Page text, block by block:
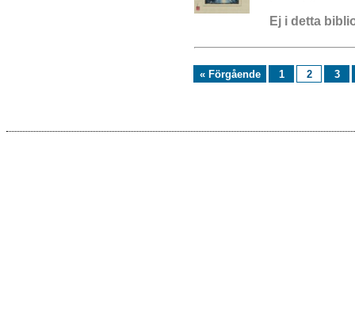
Ej i detta
« Förgående 1 2 3